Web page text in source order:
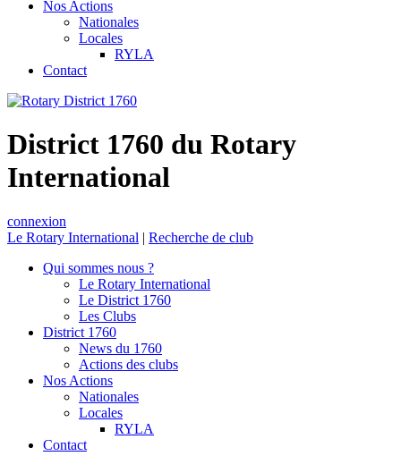
Nos Actions
Nationales
Locales
RYLA
Contact
District 1760 du Rotary
International
connexion
Le Rotary International | Recherche de club
Qui sommes nous ?
Le Rotary International
Le District 1760
Les Clubs
District 1760
News du 1760
Actions des clubs
Nos Actions
Nationales
Locales
RYLA
Contact